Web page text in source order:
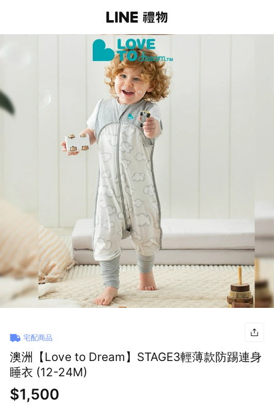
宅配商品
澳洲【Love to Dream】STAGE3輕薄款防踢連身
睡衣 (12-24M)
$1,500